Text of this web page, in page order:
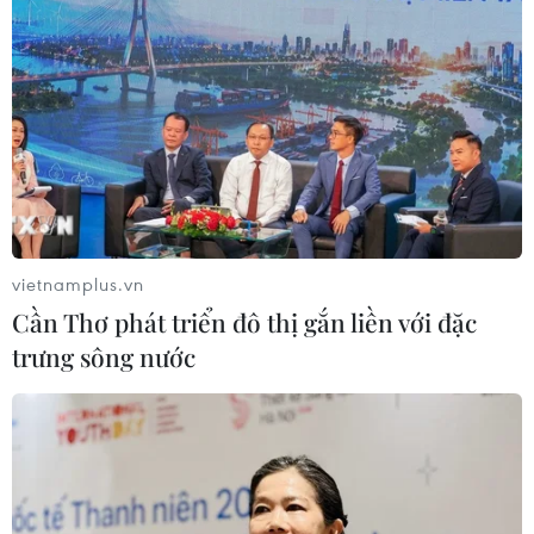
phát động một trong
những đợt tấn công lớn
nhất năm khi phóng hơn
600 UAV vào nhiều khu
vực của Nga khiến điện
Kremlin phải kích hoạt báo
động phòng không diện
rộng và khẩn cấp.
NGHE
bố tên gọi "VinFast" cho
dự án sân vận động lớn
nhất thế giới đang được
xây dựng tại khu đô thị thể
thao quốc tế ở cửa ngõ
phía nam Thành phố Hà
Nội.
NGHE
vietnamplus.vn
Cần Thơ phát triển đô thị gắn liền với đặc
trưng sông nước